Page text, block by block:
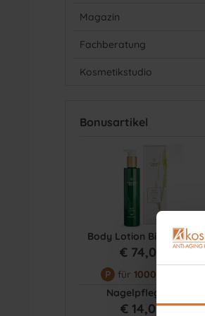
Magazin
Fachberatung
Kosmetikstudio
Bonusartikel
Body Lotion Bio Aloe m...
€ 74,00 *
P für 1000
Nagelpflegestift
€ 14,00 *